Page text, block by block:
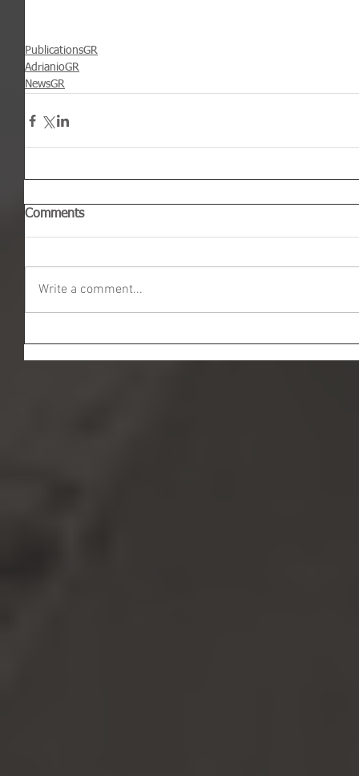
PublicationsGR
AdrianioGR
NewsGR
Comments
Write a comment...